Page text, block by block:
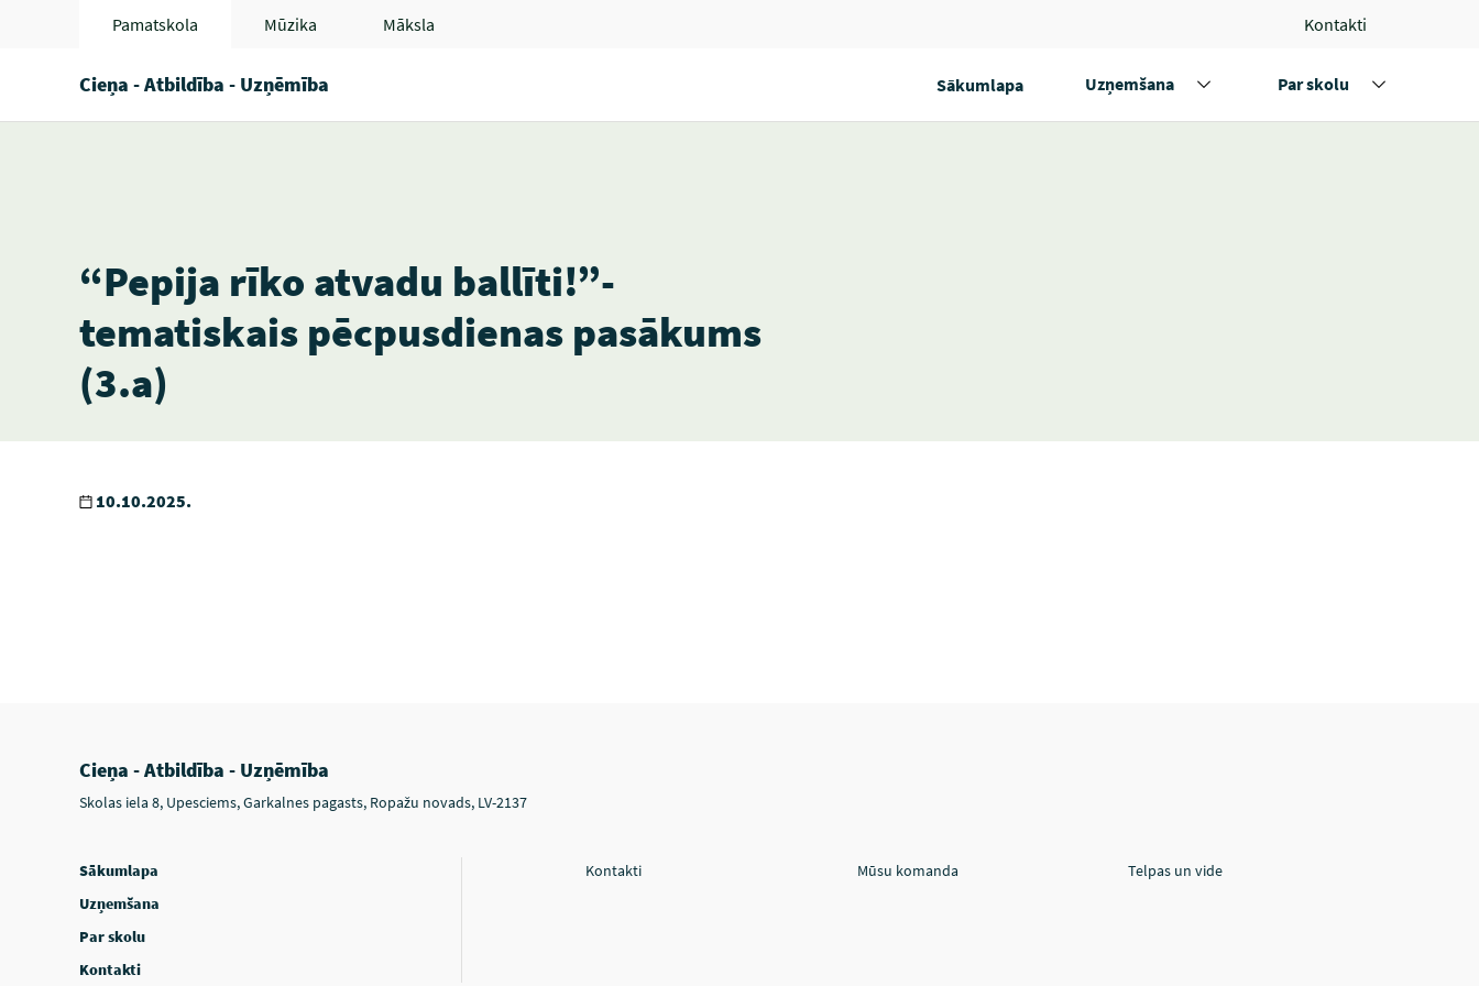
Pamatskola Mūzika Māksla Kontakti
Cieņa - Atbildība - Uzņēmība Sākumlapa Uzņemšana Par skolu
“Pepija rīko atvadu ballīti!”-
tematiskais pēcpusdienas pasākums
(3.a)
10.10.2025.
Cieņa - Atbildība - Uzņēmība
Skolas iela 8, Upesciems, Garkalnes pagasts, Ropažu novads, LV-2137
Sākumlapa
Uzņemšana
Par skolu
Kontakti
Kontakti Mūsu komanda Telpas un vide